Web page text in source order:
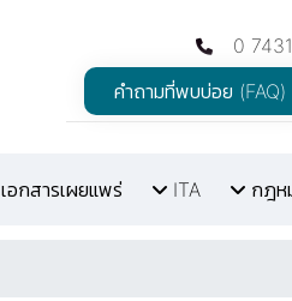
0
คำถามที่พบบ่อย (FAQ)
เอกสารเผยแพร่ ITA กฎห